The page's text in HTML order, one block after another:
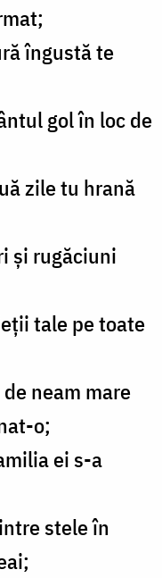
îngustă te
gol în loc de
zile tu hrană
şi rugăciuni
tale pe toate
neam mare
o;
ei s-a
stele în